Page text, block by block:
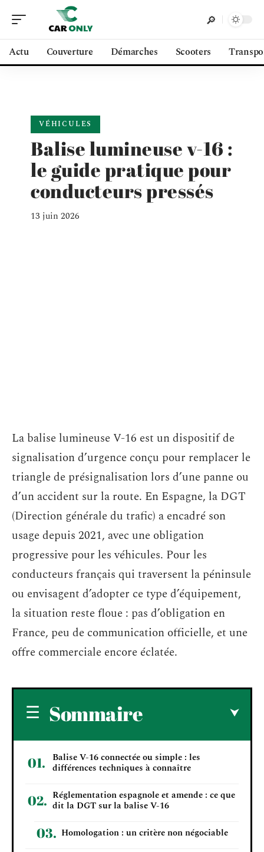
Actu Couverture Démarches Scooters
VÉHICULES
Balise lumineuse v-16 :
le guide pratique pour
conducteurs pressés
13 juin 2026
La balise lumineuse V-16 est un dispositif de
signalisation d’urgence conçu pour remplacer le
triangle de présignalisation lors d’une panne ou
d’un accident sur la route. En Espagne, la DGT
(Direction générale du trafic) a encadré son
usage depuis 2021, avec une obligation
progressive pour les véhicules. Pour les
conducteurs français qui traversent la péninsule
ou envisagent d’adopter ce type d’équipement,
la situation reste floue : pas d’obligation en
France, peu de communication officielle, et une
offre commerciale encore éclatée.
Sommaire
Balise V-16 connectée ou simple : les
différences techniques à connaître
Réglementation espagnole et amende : ce que
dit la DGT sur la balise V-16
Homologation : un critère non négociable